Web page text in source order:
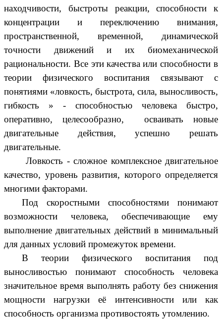
находчивости, быстроты реакции, способности к
концентрации и переключению внимания,
пространственной, временной, динамической
точности движений и их биомеханической
рациональности. Все эти качества или способности в
теории физического воспитания связывают с
понятиями «ловкость, быстрота, сила, выносливость,
гибкость » - способностью человека быстро,
оперативно, целесообразно, осваивать новые
двигательные действия, успешно решать
двигательные.
Ловкость - сложное комплексное двигательное
качество, уровень развития, которого определяется
многими факторами.
Под скоростными способностями понимают
возможности человека, обеспечивающие ему
выполнение двигательных действий в минимальный
для данных условий промежуток времени.
В теории физического воспитания под
выносливостью понимают способность человека
значительное время выполнять работу без снижения
мощности нагрузки её интенсивности или как
способность организма противостоять утомлению.